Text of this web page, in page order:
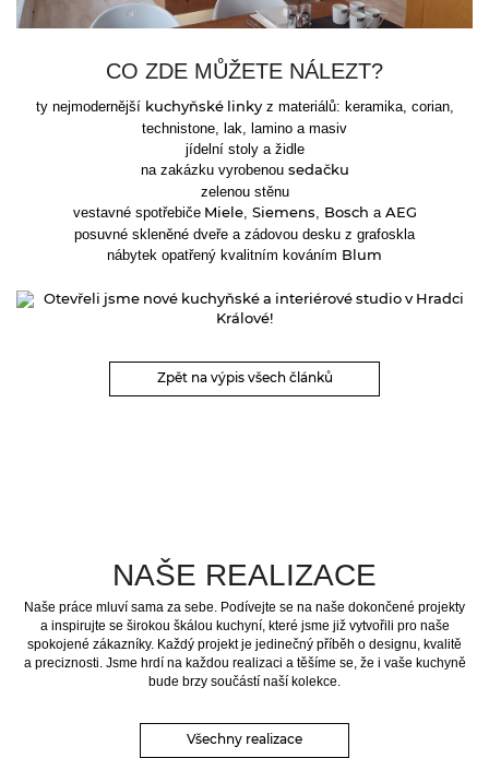
CO ZDE MŮŽETE NÁLEZT?
ty nejmodernější kuchyňské linkyz materiálů: keramika, corian,
technistone, lak, lamino a masiv
jídelní stoly a židle
na zakázku vyrobenou sedačku
zelenou stěnu
vestavné spotřebičeMiele, Siemens, Bosch a AEG
posuvné skleněné dveře a zádovou desku z grafoskla
nábytek opatřený kvalitním kováním Blum
Zpět na výpis všech článků
NAŠE REALIZACE
Naše práce mluví sama za sebe. Podívejte se na naše dokončené projekty
a inspirujte se širokou škálou kuchyní, které jsme již vytvořili pro naše
spokojené zákazníky. Každý projekt je jedinečný příběh o designu, kvalitě
a preciznosti. Jsme hrdí na každou realizaci a těšíme se, že i vaše kuchyně
bude brzy součástí naší kolekce.
Všechny realizace